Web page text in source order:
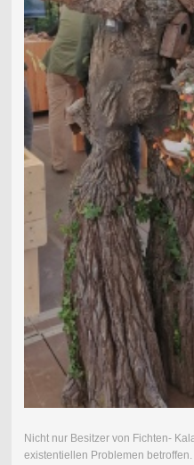
Nicht nur Besitzer von Fichten-
existentiellen Problemen